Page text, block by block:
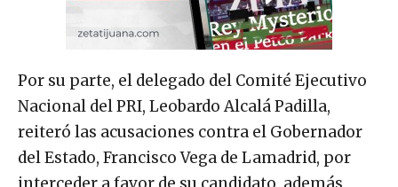
Por su parte, el delegado del Comité Ejecutivo
Nacional del PRI, Leobardo Alcalá Padilla,
reiteró las acusaciones contra el Gobernador
del Estado, Francisco Vega de Lamadrid, por
interceder a favor de su candidato, además